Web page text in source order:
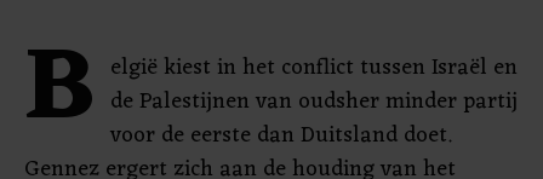
B elgië kiest in het conflict tussen Israël en
de Palestijnen van oudsher minder partij
voor de eerste dan Duitsland doet.
Gennez ergert zich aan de houding van het